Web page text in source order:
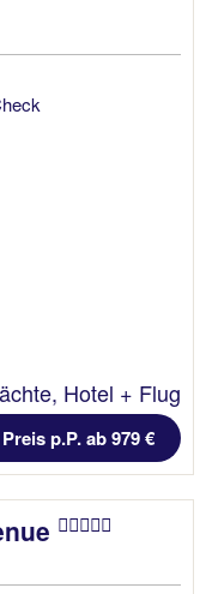
Hotel + Flug
Preis p.P. ab 979 €